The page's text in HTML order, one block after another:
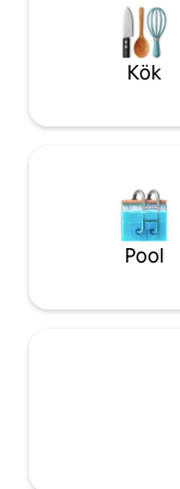
njuta av. Kom
på Costa Ricas
Kök
Pool